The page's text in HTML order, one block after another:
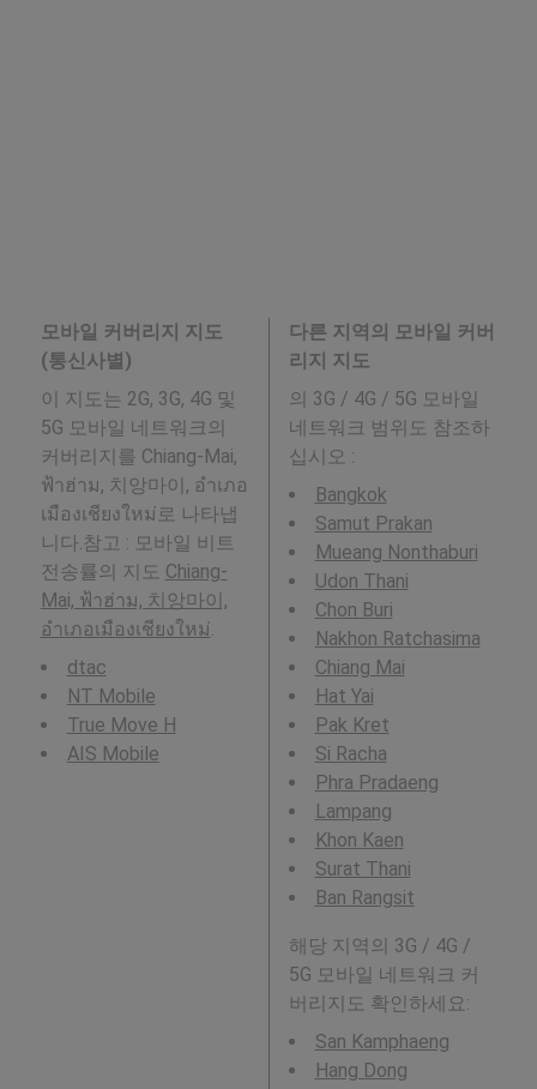
모바일 커버리지 지도
(통신사별)
이 지도는 2G, 3G, 4G 및
5G 모바일 네트워크의
커버리지를 Chiang-Mai,
ฟ้าฮ่าม, 치앙마이, อำเภอ
เมืองเชียงใหม่로 나타냅
니다.참고 : 모바일 비트
전송률의 지도 Chiang-
Mai, ฟ้าฮ่าม, 치앙마이,
อำเภอเมืองเชียงใหม่.
dtac
NT Mobile
True Move H
AIS Mobile
다른 지역의 모바일 커버
리지 지도
의 3G / 4G / 5G 모바일
네트워크 범위도 참조하
십시오 :
Bangkok
Samut Prakan
Mueang Nonthaburi
Udon Thani
Chon Buri
Nakhon Ratchasima
Chiang Mai
Hat Yai
Pak Kret
Si Racha
Phra Pradaeng
Lampang
Khon Kaen
Surat Thani
Ban Rangsit
해당 지역의 3G / 4G /
5G 모바일 네트워크 커
버리지도 확인하세요:
San Kamphaeng
Hang Dong